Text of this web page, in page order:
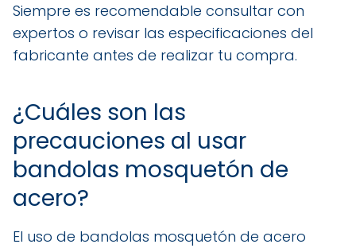
Siempre es recomendable consultar con
expertos o revisar las especificaciones del
fabricante antes de realizar tu compra.
¿Cuáles son las
precauciones al usar
bandolas mosquetón de
acero?
El uso de bandolas mosquetón de acero